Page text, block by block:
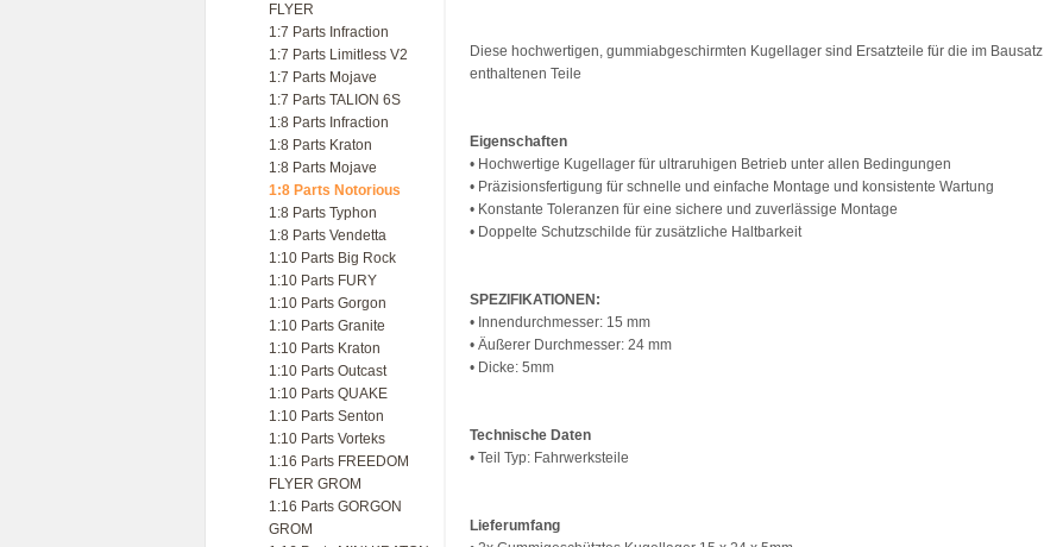
FLYER
1:7 Parts Infraction
1:7 Parts Limitless V2
1:7 Parts Mojave
1:7 Parts TALION 6S
1:8 Parts Infraction
1:8 Parts Kraton
1:8 Parts Mojave
1:8 Parts Notorious
1:8 Parts Typhon
1:8 Parts Vendetta
1:10 Parts Big Rock
1:10 Parts FURY
1:10 Parts Gorgon
1:10 Parts Granite
1:10 Parts Kraton
1:10 Parts Outcast
1:10 Parts QUAKE
1:10 Parts Senton
1:10 Parts Vorteks
1:16 Parts FREEDOM
FLYER GROM
1:16 Parts GORGON
GROM
Diese hochwertigen, gummiabgeschirmten Kugellager sind Ersatzteile für die im Bausatz
enthaltenen Teile
Eigenschaften
• Hochwertige Kugellager für ultraruhigen Betrieb unter allen Bedingungen
• Präzisionsfertigung für schnelle und einfache Montage und konsistente Wartung
• Konstante Toleranzen für eine sichere und zuverlässige Montage
• Doppelte Schutzschilde für zusätzliche Haltbarkeit
SPEZIFIKATIONEN:
• Innendurchmesser: 15 mm
• Äußerer Durchmesser: 24 mm
• Dicke: 5mm
Technische Daten
• Teil Typ: Fahrwerksteile
Lieferumfang